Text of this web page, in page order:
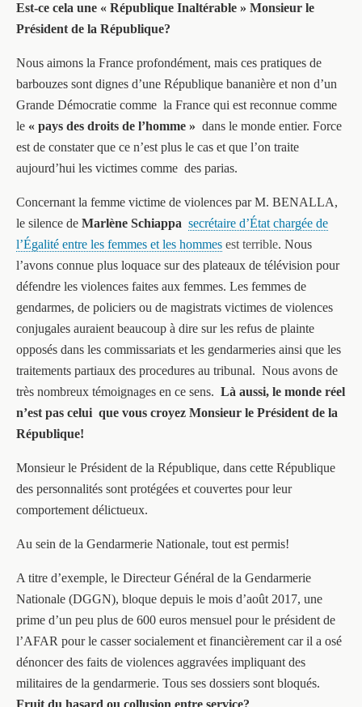
Est-ce cela une « République Inaltérable » Monsieur le
Président de la République?
Nous aimons la France profondément, mais ces pratiques de
barbouzes sont dignes d’une République bananière et non d’un
Grande Démocratie comme la France qui est reconnue comme
le « pays des droits de l’homme » dans le monde entier. Force
est de constater que ce n’est plus le cas et que l’on traite
aujourd’hui les victimes comme des parias.
Concernant la femme victime de violences par M. BENALLA,
le silence de Marlène Schiappa secrétaire d’État chargée de
l’Égalité entre les femmes et les hommes est terrible. Nous
l’avons connue plus loquace sur des plateaux de télévision pour
défendre les violences faites aux femmes. Les femmes de
gendarmes, de policiers ou de magistrats victimes de violences
conjugales auraient beaucoup à dire sur les refus de plainte
opposés dans les commissariats et les gendarmeries ainsi que les
traitements partiaux des procedures au tribunal. Nous avons de
très nombreux témoignages en ce sens. Là aussi, le monde réel
n’est pas celui que vous croyez Monsieur le Président de la
République!
Monsieur le Président de la République, dans cette République
des personnalités sont protégées et couvertes pour leur
comportement délictueux.
Au sein de la Gendarmerie Nationale, tout est permis!
A titre d’exemple, le Directeur Général de la Gendarmerie
Nationale (DGGN), bloque depuis le mois d’août 2017, une
prime d’un peu plus de 600 euros mensuel pour le président de
l’AFAR pour le casser socialement et financièrement car il a osé
dénoncer des faits de violences aggravées impliquant des
militaires de la gendarmerie. Tous ses dossiers sont bloqués.
Fruit du hasard ou collusion entre service?